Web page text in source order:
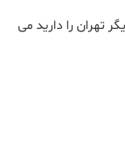
در منطقه 1 و مناطق دیگر تهران را دارید می